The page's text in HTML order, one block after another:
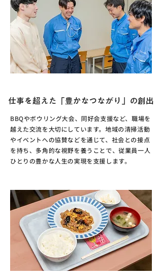
仕事を超えた「豊かなつながり」の創出
BBQやボウリング大会、同好会支援など、職場を
越えた交流を大切にしています。地域の清掃活動
やイベントへの協賛などを通じて、社会との接点
を持ち、多角的な視野を養うことで、従業員一人
ひとりの豊かな人生の実現を支援します。